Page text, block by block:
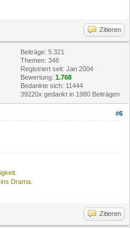
Zitieren
Beiträge: 5.321
Themen: 346
Registriert seit: Jan 2004
Bewertung: 1.768
Bedankte sich: 11444
39220x gedankt in 1980 Beiträgen
#6
Drama.
Zitieren